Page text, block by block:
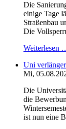
Die
einige Tage
Straßenbau
Die
Weiterlesen
Uni
Mi,
Die
die
ist nun eine